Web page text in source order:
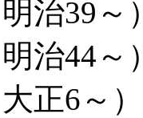
治39～
治44～
正6～）